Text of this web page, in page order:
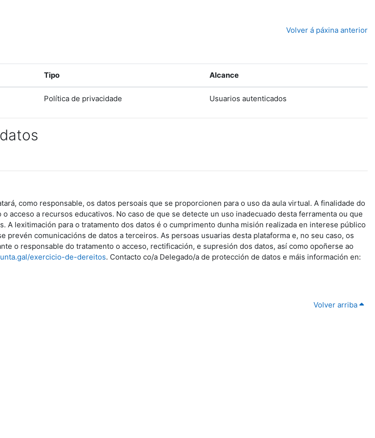
Volver á páxina anterior
Tipo Alcance
Política de privacidade Usuarios autenticados
como responsable, os datos persoais que se proporcionen para o uso da aula virtual. A finalidade do
acceso a recursos educativos. No caso de que se detecte un uso inadecuado desta ferramenta ou que
lexitimación para o tratamento dos datos é o cumprimento dunha misión realizada en interese público
prevén comunicacións de datos a terceiros. As persoas usuarias desta plataforma e, no seu caso, os
o responsable do tratamento o acceso, rectificación, e supresión dos datos, así como opoñerse ao
exercicio-de-dereitos. Contacto co/a Delegado/a de protección de datos e máis información en:
Volver arriba